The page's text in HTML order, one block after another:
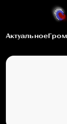
Актуальное